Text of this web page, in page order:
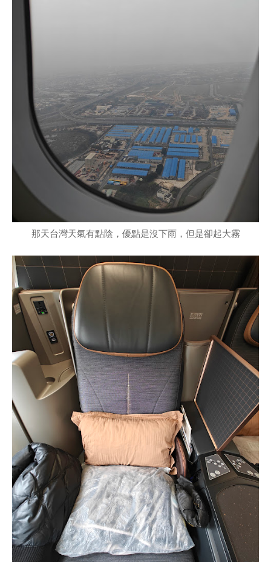
那天台灣天氣有點陰，優點是沒下雨，但是卻起大霧